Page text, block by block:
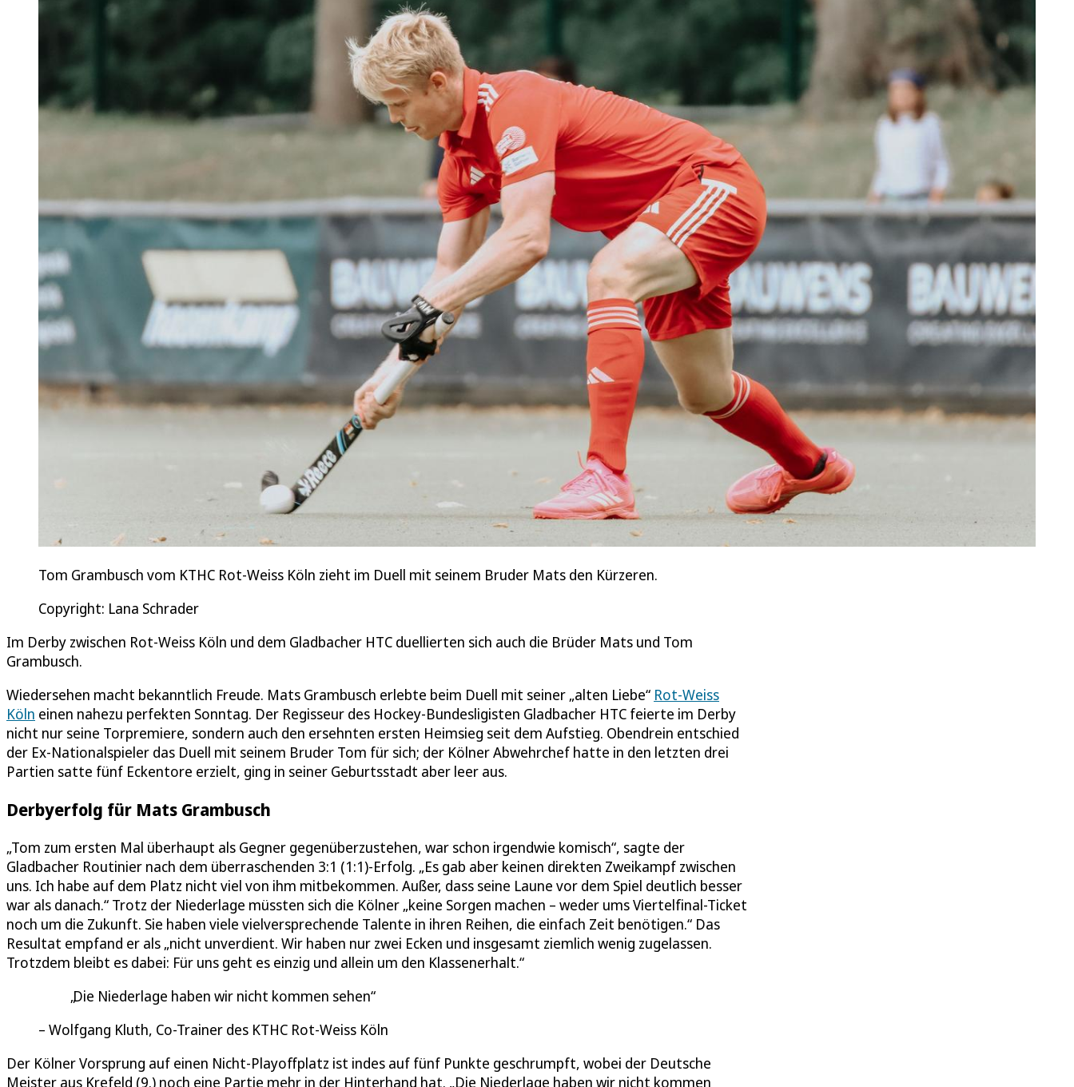
Tom Grambusch vom KTHC Rot-Weiss Köln zieht im Duell mit seinem Bruder Mats den Kürzeren.
Copyright: Lana Schrader
Im Derby zwischen Rot-Weiss Köln und dem Gladbacher HTC duellierten sich auch die Brüder Mats und Tom
Grambusch.
Wiedersehen macht bekanntlich Freude. Mats Grambusch erlebte beim Duell mit seiner „alten Liebe“ Rot-Weiss
Köln einen nahezu perfekten Sonntag. Der Regisseur des Hockey-Bundesligisten Gladbacher HTC feierte im Derby
nicht nur seine Torpremiere, sondern auch den ersehnten ersten Heimsieg seit dem Aufstieg. Obendrein entschied
der Ex-Nationalspieler das Duell mit seinem Bruder Tom für sich; der Kölner Abwehrchef hatte in den letzten drei
Partien satte fünf Eckentore erzielt, ging in seiner Geburtsstadt aber leer aus.
Derbyerfolg für Mats Grambusch
„Tom zum ersten Mal überhaupt als Gegner gegenüberzustehen, war schon irgendwie komisch“, sagte der
Gladbacher Routinier nach dem überraschenden 3:1 (1:1)-Erfolg. „Es gab aber keinen direkten Zweikampf zwischen
uns. Ich habe auf dem Platz nicht viel von ihm mitbekommen. Außer, dass seine Laune vor dem Spiel deutlich besser
war als danach.“ Trotz der Niederlage müssten sich die Kölner „keine Sorgen machen – weder ums Viertelfinal-Ticket
noch um die Zukunft. Sie haben viele vielversprechende Talente in ihren Reihen, die einfach Zeit benötigen.“ Das
Resultat empfand er als „nicht unverdient. Wir haben nur zwei Ecken und insgesamt ziemlich wenig zugelassen.
Trotzdem bleibt es dabei: Für uns geht es einzig und allein um den Klassenerhalt.“
Die Niederlage haben wir nicht kommen sehen
Wolfgang Kluth, Co-Trainer des KTHC Rot-Weiss Köln
Der Kölner Vorsprung auf einen Nicht-Playoffplatz ist indes auf fünf Punkte geschrumpft, wobei der Deutsche
Meister aus Krefeld (9.) noch eine Partie mehr in der Hinterhand hat. „Die Niederlage haben wir nicht kommen